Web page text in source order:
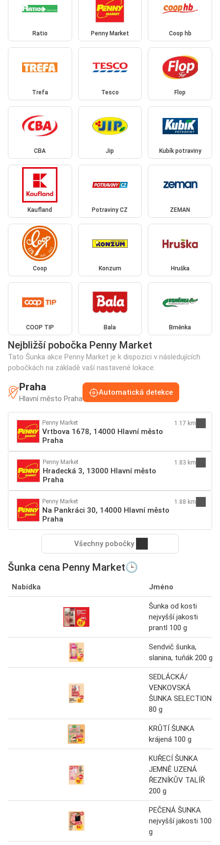
Ratio Penny Market Coop hb
Trefa Tesco Flop
CBA Jip Kubík potraviny
Kaufland Potraviny CZ ZEMAN
Coop Konzum Hruška
COOP TIP Bala Brněnka
Nejbližší pobočka Penny Market
Tato Šunka akce Penny Market je k dispozici v následujících
pobočkách na základě vaší nastavené lokace:
Praha
Hlavní město Praha
Automatická detekce
Penny Market
Vrtbova 1678, 14000 Hlavní město
Praha
1.17 km
Penny Market
Hradecká 3, 13000 Hlavní město
Praha
1.83 km
Penny Market
Na Pankráci 30, 14000 Hlavní město
Praha
1.88 km
Všechny pobočky
Šunka cena Penny Market🕒
Nabídka Jméno
Šunka od kosti
nejvyšší jakosti
prantl 100 g
Sendvič šunka,
slanina, tuňák 200 g
SEDLÁCKÁ/
VENKOVSKÁ
ŠUNKA SELECTION
80 g
KRŮTÍ ŠUNKA
krájená 100 g
KUŘECÍ ŠUNKA
JEMNĚ UZENÁ
ŘEZNÍKŮV TALÍŘ
200 g
PEČENÁ ŠUNKA
nejvyšší jakosti 100
g